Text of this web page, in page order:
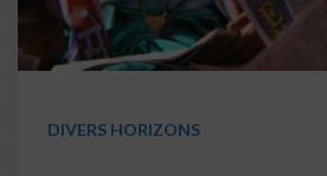
DIVERS HORIZONS